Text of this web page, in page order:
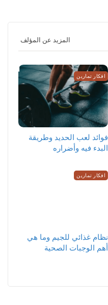
المزيد عن المؤلف
افكار تمارين
فوائد لعب الحديد وطريقة
البدء فيه وأضراره
افكار تمارين
نظام غذائي للجيم وما هي
أهم الوجبات الصحية